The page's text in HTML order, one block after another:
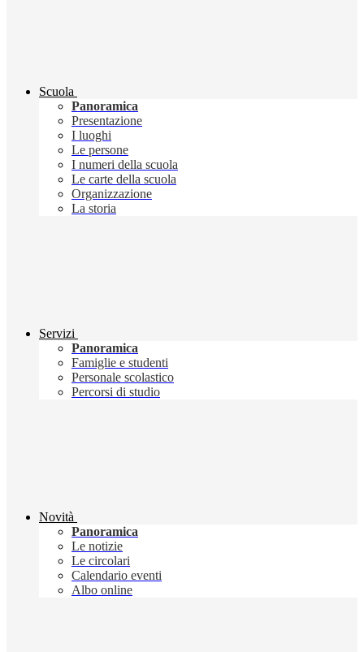
Scuola
Panoramica
Presentazione
I luoghi
Le persone
I numeri della scuola
Le carte della scuola
Organizzazione
La storia
Servizi
Panoramica
Famiglie e studenti
Personale scolastico
Percorsi di studio
Novità
Panoramica
Le notizie
Le circolari
Calendario eventi
Albo online